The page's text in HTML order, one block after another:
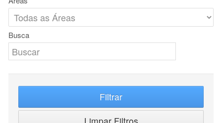
Busca
Filtrar